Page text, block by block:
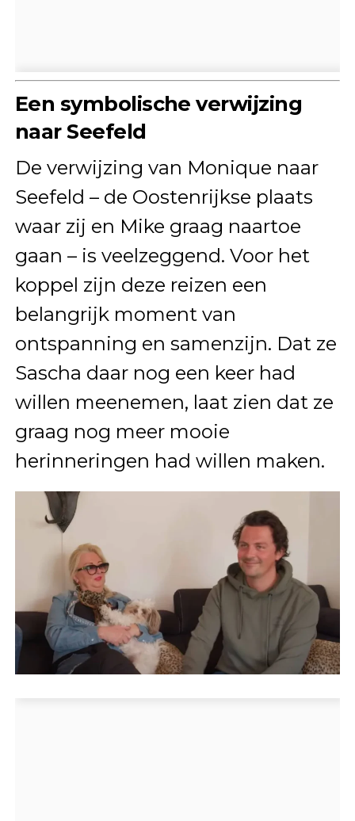
Een symbolische verwijzing
naar Seefeld
De verwijzing van Monique naar
Seefeld – de Oostenrijkse plaats
waar zij en Mike graag naartoe
gaan – is veelzeggend. Voor het
koppel zijn deze reizen een
belangrijk moment van
ontspanning en samenzijn. Dat ze
Sascha daar nog een keer had
willen meenemen, laat zien dat ze
graag nog meer mooie
herinneringen had willen maken.